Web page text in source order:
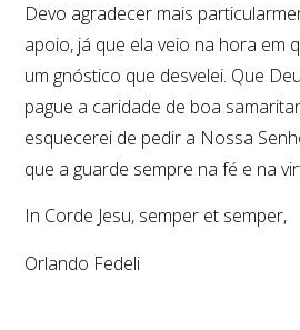
Devo agradecer mais
apoio, já que ela veio na hora em
um gnóstico que desvelei. Que
pague a caridade de boa
esquecerei de pedir a Nossa
que a guarde sempre na fé e na
In Corde Jesu, semper et semper,
Orlando Fedeli